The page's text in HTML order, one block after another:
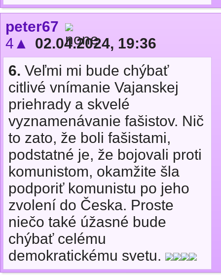
peter67
4▲
02.04.2024, 19:36
6. Veľmi mi bude chýbať
citlivé vnímanie Vajanskej
priehrady a skvelé
vyznamenávanie fašistov. Nič
to zato, že boli fašistami,
podstatné je, že bojovali proti
komunistom, okamžite šla
podporiť komunistu po jeho
zvolení do Česka. Proste
niečo také úžasné bude
chýbať celému
demokratickému svetu.